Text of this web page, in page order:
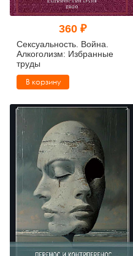
360 ₽
Сексуальность. Война.
Алкоголизм: Избранные
труды
В корзину